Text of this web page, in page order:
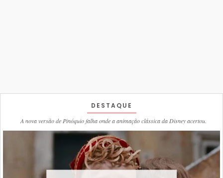
DESTAQUE
A nova versão de Pinóquio falha onde a animação clássica da Disney acertou.